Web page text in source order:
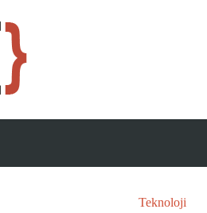
Teknoloji